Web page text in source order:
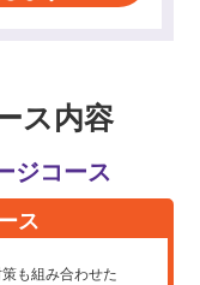
ス内容
ジコース
ス
も組み合わせた